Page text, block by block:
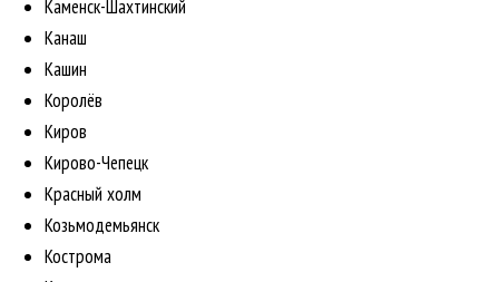
Каменск-Шахтинский
Канаш
Кашин
Королёв
Киров
Кирово-Чепецк
Красный холм
Козьмодемьянск
Кострома